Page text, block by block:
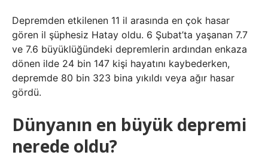
Depremden etkilenen 11 il arasında en çok hasar
gören il şüphesiz Hatay oldu. 6 Şubat’ta yaşanan 7.7
ve 7.6 büyüklüğündeki depremlerin ardından enkaza
dönen ilde 24 bin 147 kişi hayatını kaybederken,
depremde 80 bin 323 bina yıkıldı veya ağır hasar
gördü.
Dünyanın en büyük depremi
nerede oldu?